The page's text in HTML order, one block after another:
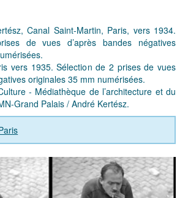
Canal Saint-Martin, Paris, vers 1934.
de vues d’après bandes négatives
vers 1935. Sélection de 2 prises de vues
originales 35 mm numérisées.
- Médiathèque de l’architecture et du
Grand Palais / André Kertész.